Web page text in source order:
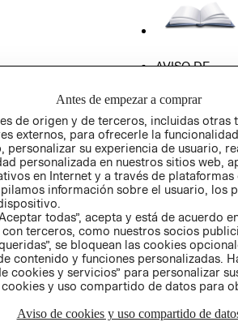
AVISO DE
GIFT CARD
AVISO DE
Antes de empezar a comprar
de origen y de terceros, incluidas otras
externos, para ofrecerle la
personalizar su experiencia de usuario,
personalizada en nuestros sitios web,
en Internet y a través de plataformas
información sobre el usuario, los
todas”, acepta y está de acuerdo
terceros, como nuestros socios
se bloquean las cookies
contenido y funciones personalizadas.
cookies y servicios” para personalizar
y uso compartido de datos para
Aviso de cookies y uso compartido de